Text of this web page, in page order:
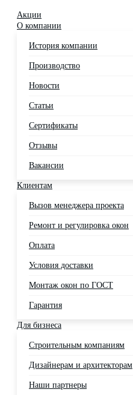
Акции
О компании
История компании
Производство
Новости
Статьи
Сертификаты
Отзывы
Вакансии
Клиентам
Вызов менеджера проекта
Ремонт и регулировка окон
Оплата
Условия доставки
Монтаж окон по ГОСТ
Гарантия
Для бизнеса
Строительным компаниям
Дизайнерам и архитекторам
Наши партнеры